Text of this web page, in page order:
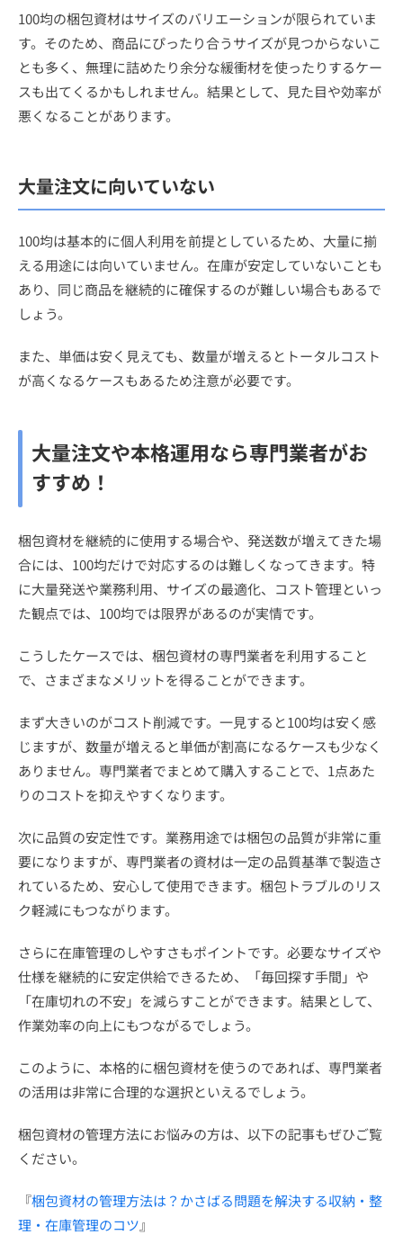
100均の梱包資材はサイズのバリエーションが限られていま
す。そのため、商品にぴったり合うサイズが見つからないこ
とも多く、無理に詰めたり余分な緩衝材を使ったりするケー
スも出てくるかもしれません。結果として、見た目や効率が
悪くなることがあります。
大量注文に向いていない
100均は基本的に個人利用を前提としているため、大量に揃
える用途には向いていません。在庫が安定していないことも
あり、同じ商品を継続的に確保するのが難しい場合もあるで
しょう。
また、単価は安く見えても、数量が増えるとトータルコスト
が高くなるケースもあるため注意が必要です。
大量注文や本格運用なら専門業者がお
すすめ！
梱包資材を継続的に使用する場合や、発送数が増えてきた場
合には、100均だけで対応するのは難しくなってきます。特
に大量発送や業務利用、サイズの最適化、コスト管理といっ
た観点では、100均では限界があるのが実情です。
こうしたケースでは、梱包資材の専門業者を利用すること
で、さまざまなメリットを得ることができます。
まず大きいのがコスト削減です。一見すると100均は安く感
じますが、数量が増えると単価が割高になるケースも少なく
ありません。専門業者でまとめて購入することで、1点あた
りのコストを抑えやすくなります。
次に品質の安定性です。業務用途では梱包の品質が非常に重
要になりますが、専門業者の資材は一定の品質基準で製造さ
れているため、安心して使用できます。梱包トラブルのリス
ク軽減にもつながります。
さらに在庫管理のしやすさもポイントです。必要なサイズや
仕様を継続的に安定供給できるため、「毎回探す手間」や
「在庫切れの不安」を減らすことができます。結果として、
作業効率の向上にもつながるでしょう。
このように、本格的に梱包資材を使うのであれば、専門業者
の活用は非常に合理的な選択といえるでしょう。
梱包資材の管理方法にお悩みの方は、以下の記事もぜひご覧
ください。
『梱包資材の管理方法は？かさばる問題を解決する収納・整
理・在庫管理のコツ』